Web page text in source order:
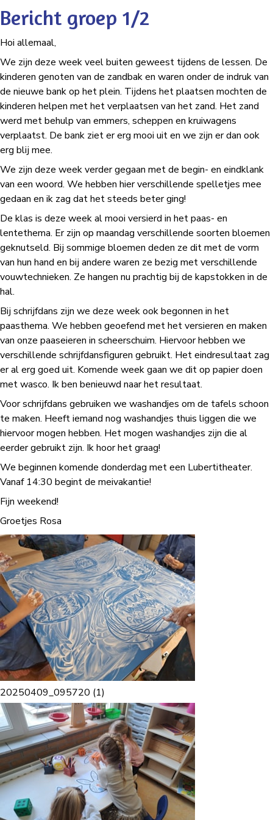
Bericht groep 1/2
Hoi allemaal,
We zijn deze week veel buiten geweest tijdens de lessen. De
kinderen genoten van de zandbak en waren onder de indruk van
de nieuwe bank op het plein. Tijdens het plaatsen mochten de
kinderen helpen met het verplaatsen van het zand. Het zand
werd met behulp van emmers, scheppen en kruiwagens
verplaatst. De bank ziet er erg mooi uit en we zijn er dan ook
erg blij mee.
We zijn deze week verder gegaan met de begin- en eindklank
van een woord. We hebben hier verschillende spelletjes mee
gedaan en ik zag dat het steeds beter ging!
De klas is deze week al mooi versierd in het paas- en
lentethema. Er zijn op maandag verschillende soorten bloemen
geknutseld. Bij sommige bloemen deden ze dit met de vorm
van hun hand en bij andere waren ze bezig met verschillende
vouwtechnieken. Ze hangen nu prachtig bij de kapstokken in de
hal.
Bij schrijfdans zijn we deze week ook begonnen in het
paasthema. We hebben geoefend met het versieren en maken
van onze paaseieren in scheerschuim. Hiervoor hebben we
verschillende schrijfdansfiguren gebruikt. Het eindresultaat zag
er al erg goed uit. Komende week gaan we dit op papier doen
met wasco. Ik ben benieuwd naar het resultaat.
Voor schrijfdans gebruiken we washandjes om de tafels schoon
te maken. Heeft iemand nog washandjes thuis liggen die we
hiervoor mogen hebben. Het mogen washandjes zijn die al
eerder gebruikt zijn. Ik hoor het graag!
We beginnen komende donderdag met een Lubertitheater.
Vanaf 14:30 begint de meivakantie!
Fijn weekend!
Groetjes Rosa
20250409_095720 (1)